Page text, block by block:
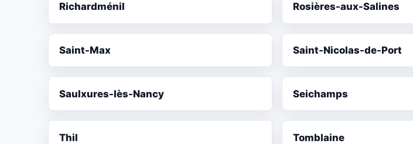
Richardménil Rosières-aux-Salines
Saint-Max Saint-Nicolas-de-Port
Saulxures-lès-Nancy Seichamps
Thil Tomblaine